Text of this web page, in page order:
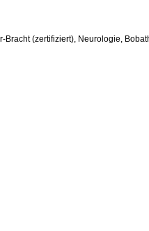
(zertifiziert), Neurologie,